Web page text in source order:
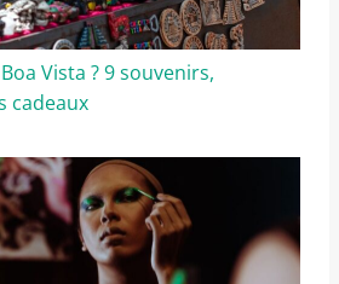
Vista ? 9 souvenirs,
cadeaux